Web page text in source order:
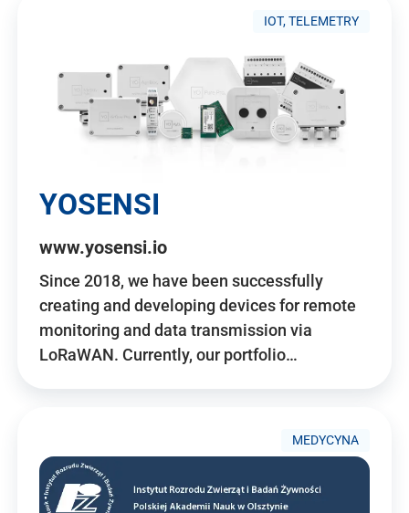
IOT, TELEMETRY
YOSENSI
www.yosensi.io
Since 2018, we have been successfully
creating and developing devices for remote
monitoring and data transmission via
LoRaWAN. Currently, our portfolio…
MEDYCYNA